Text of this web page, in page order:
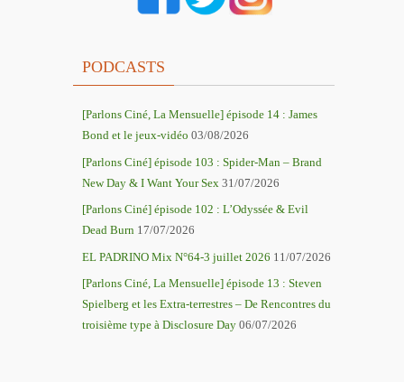
PODCASTS
[Parlons Ciné, La Mensuelle] épisode 14 : James
Bond et le jeux-vidéo 03/08/2026
[Parlons Ciné] épisode 103 : Spider-Man – Brand
New Day & I Want Your Sex 31/07/2026
[Parlons Ciné] épisode 102 : L’Odyssée & Evil
Dead Burn 17/07/2026
EL PADRINO Mix N°64-3 juillet 2026 11/07/2026
[Parlons Ciné, La Mensuelle] épisode 13 : Steven
Spielberg et les Extra-terrestres – De Rencontres du
troisième type à Disclosure Day 06/07/2026